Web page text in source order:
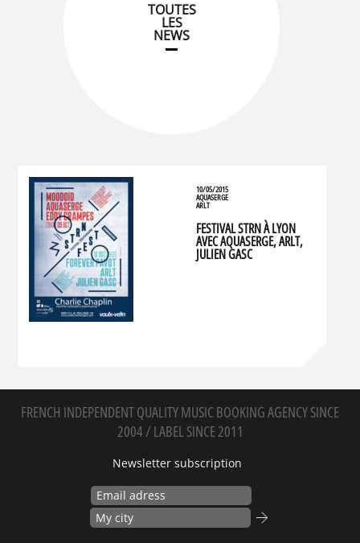
TOUTES
LES
NEWS
10/05/2015
AQUASERGE
ARLT
FESTIVAL STRN À LYON
AVEC AQUASERGE, ARLT,
JULIEN GASC
FRENCH INDEPENDENT QUALITY MUSIC BOOKING AGENCY SINCE
2004 / LABEL SINCE 2011
Newsletter subscription